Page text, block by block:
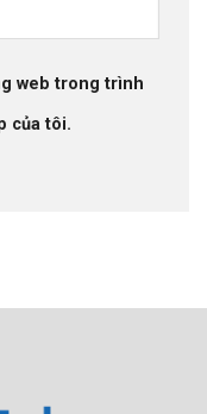
web trong trình
của tôi.